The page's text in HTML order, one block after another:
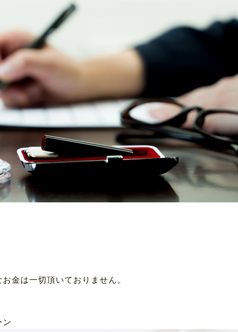
金は一切頂いておりません。
ン